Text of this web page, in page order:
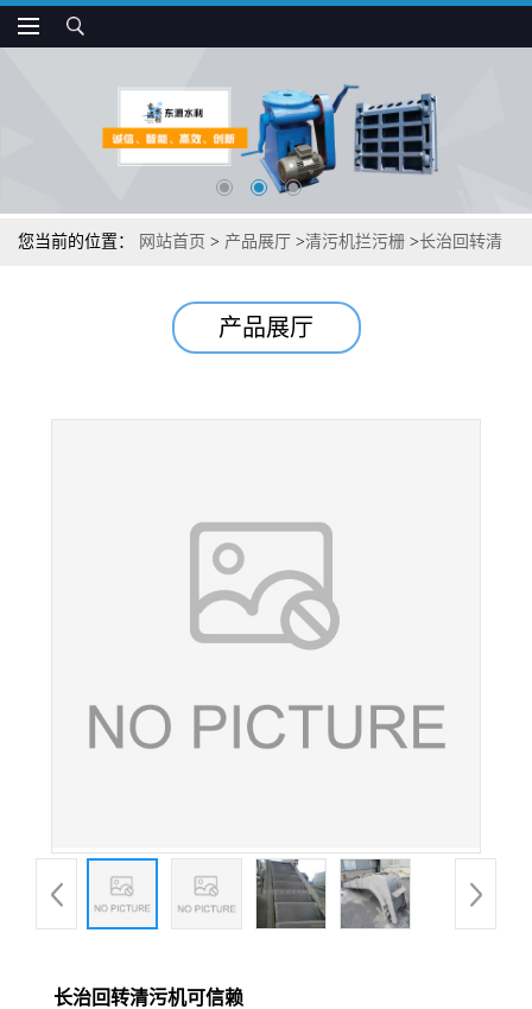
您当前的位置： 网站首页 > 产品展厅 >清污机拦污栅 >长治回转清
产品展厅
长治回转清污机可信赖